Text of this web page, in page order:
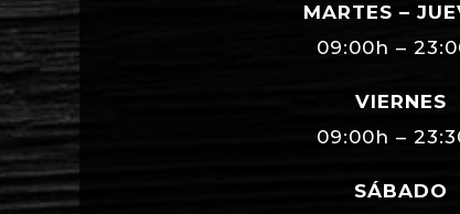
MARTES –
09:00h –
VIERNES
09:00h –
SÁBADO